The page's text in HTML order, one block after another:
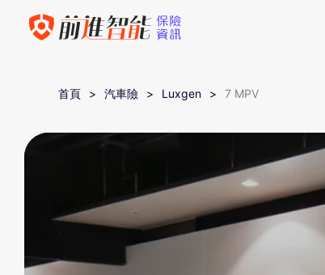
首頁 汽車險 Luxgen 7 MPV